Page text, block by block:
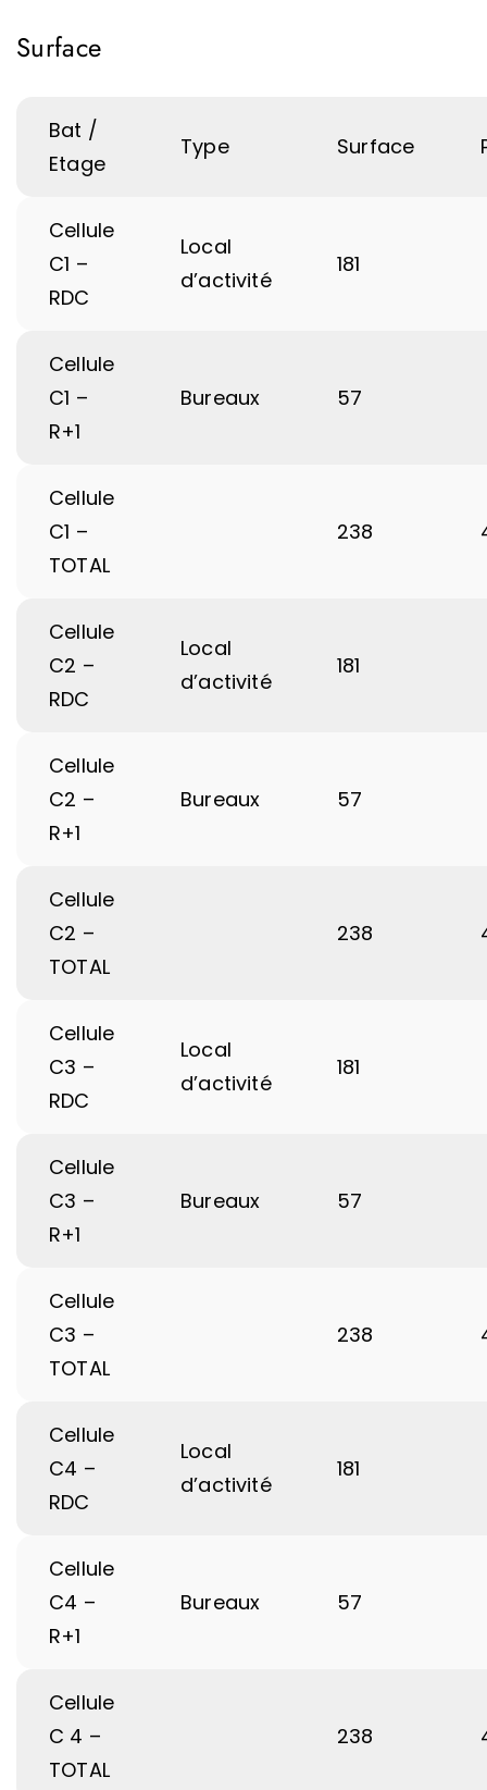
Surface
Bat /
Etage
Type Surface
Cellule
C1 –
RDC
Local
d’activité
181
Cellule
C1 –
R+1
Bureaux 57
Cellule
C1 –
TOTAL
238
Cellule
C2 –
RDC
Local
d’activité
181
Cellule
C2 –
R+1
Bureaux 57
Cellule
C2 –
TOTAL
238
Cellule
C3 –
RDC
Local
d’activité
181
Cellule
C3 –
R+1
Bureaux 57
Cellule
C3 –
TOTAL
238
Cellule
C4 –
RDC
Local
d’activité
181
Cellule
C4 –
R+1
Bureaux 57
Cellule
C 4 –
TOTAL
238